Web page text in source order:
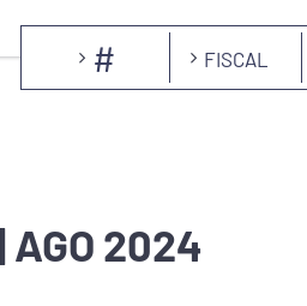
# FISCAL
AGO 2024